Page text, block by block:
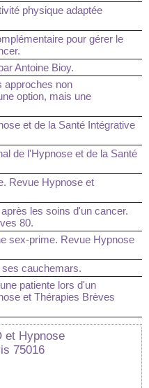
physique adaptée
pour gérer le
Antoine Bioy.
approches non
option, mais une
et de la Santé Intégrative
de l'Hypnose et de la Santé
Revue Hypnose et
les soins d'un cancer.
80.
sex-prime. Revue Hypnose
cauchemars.
patiente lors d'un
et Thérapies Brèves
et Hypnose
75016